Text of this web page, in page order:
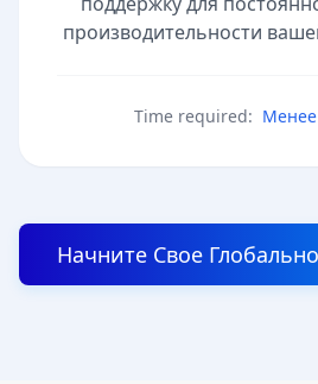
производительности
Time required:
Начните Свое